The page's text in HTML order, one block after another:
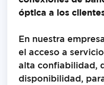
óptica a los
En nuestra
el acceso a
alta confiabilidad,
disponibilidad,